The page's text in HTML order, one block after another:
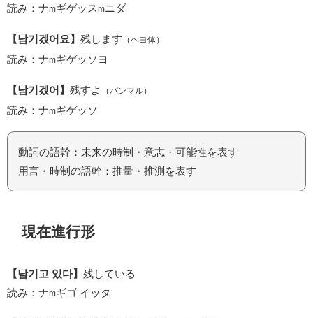
読み：ナmギゲッス m ニダ
【남기겠어요】 残します （ヘヨ体）
読み：ナmギゲッソヨ
【남기겠어】 残すよ （パンマル）
読み：ナmギゲッソ
動詞の語幹：未来の時制・意志・可能性を表す
用言・時制の語幹：推量・推測を表す
現在進行形
【남기고 있다】 残している
読み：ナmギゴ イッタ